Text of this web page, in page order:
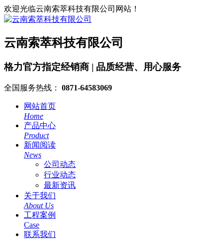
欢迎光临云南索萃科技有限公司网站！
云南索萃科技有限公司
格力官方指定经销商 | 品质经营、用心服务
全国服务热线： 0871-64583069
网站首页
Home
产品中心
Product
新闻阅读
News
公司动态
行业动态
最新资讯
关于我们
About Us
工程案例
Case
联系我们